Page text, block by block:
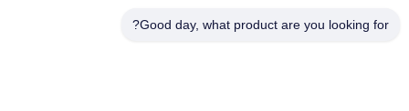
Good day, what product are you looking for?